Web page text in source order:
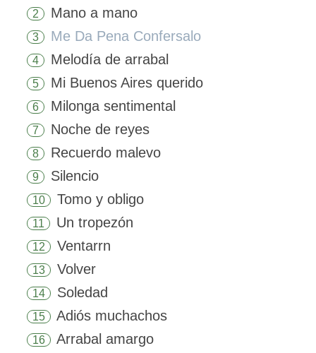
2 Mano a mano
3 Me Da Pena Confersalo
4 Melodía de arrabal
5 Mi Buenos Aires querido
6 Milonga sentimental
7 Noche de reyes
8 Recuerdo malevo
9 Silencio
10 Tomo y obligo
11 Un tropezón
12 Ventarrn
13 Volver
14 Soledad
15 Adiós muchachos
16 Arrabal amargo